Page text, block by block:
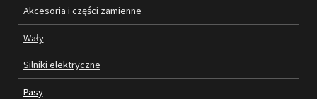
DODATKOWE WYPOSAŻENIE
OBRABIAREK
AKCESORIA I CZĘŚCI ZAMIENNE
WAŁY
Akcesoria i części zamienne
Wały
Silniki elektryczne
Pasy